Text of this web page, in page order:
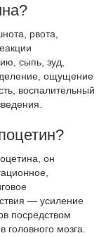
рвота,
сыпь, зуд,
ощущение
воспалительный
он
— усиление
посредством
головного мозга.